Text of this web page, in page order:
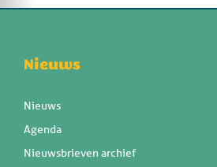
Nieuws
Nieuws
Agenda
Nieuwsbrieven archief